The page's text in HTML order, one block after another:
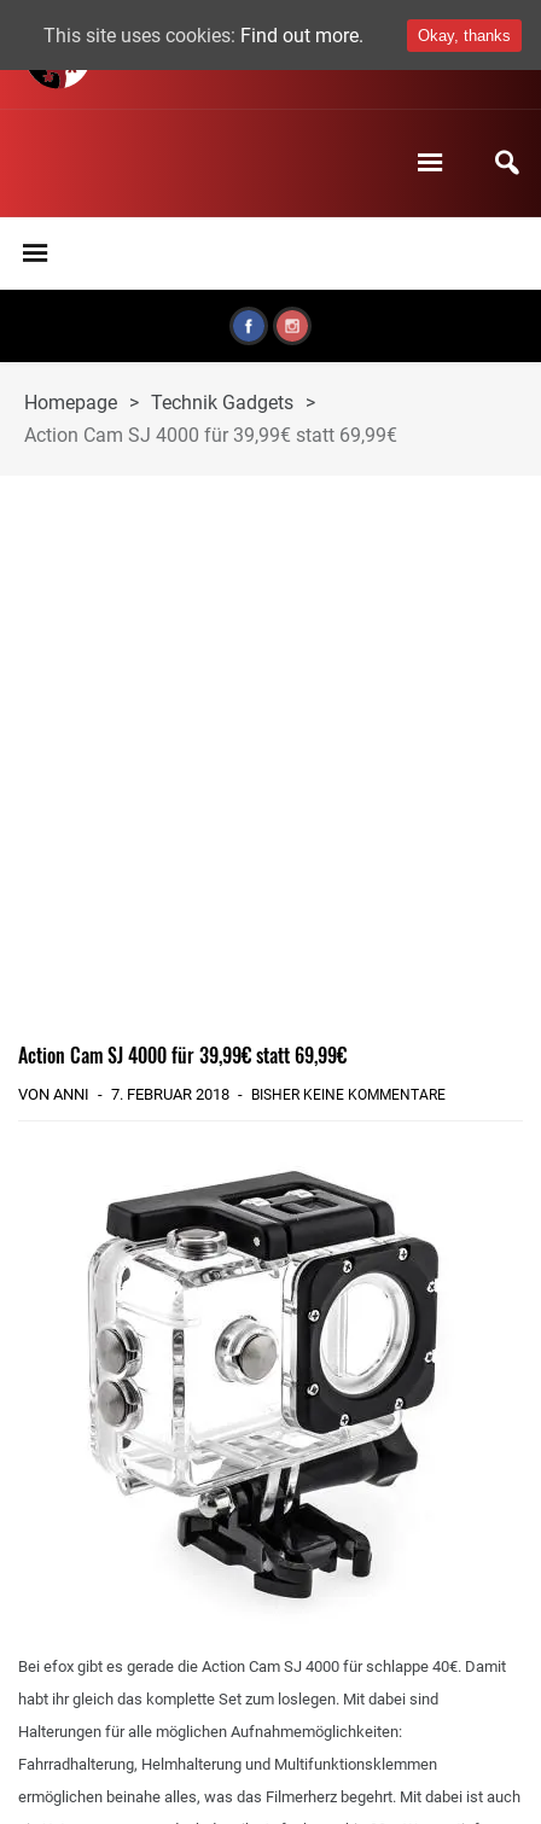
Homepage > Technik Gadgets >
Action Cam SJ 4000 für 39,99€ statt 69,99€
Action Cam SJ 4000 für 39,99€ statt 69,99€
VON ANNI 7. FEBRUAR 2018 BISHER KEINE KOMMENTARE
Bei efox gibt es gerade die Action Cam SJ 4000 für schlappe 40€. Damit
habt ihr gleich das komplette Set zum loslegen. Mit dabei sind
Halterungen für alle möglichen Aufnahmemöglichkeiten:
Fahrradhalterung, Helmhalterung und Multifunktionsklemmen
ermöglichen beinahe alles, was das Filmerherz begehrt. Mit dabei ist auch
This site uses cookies: Find out more. Okay, thanks